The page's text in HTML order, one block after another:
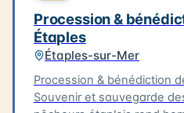
Procession &
Étaples
Étaples-sur-Mer
Procession & bénédiction
Souvenir et sauvegarde